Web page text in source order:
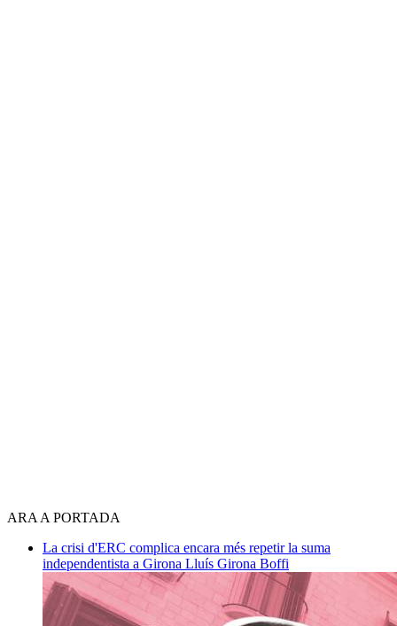
ARA A PORTADA
La crisi d'ERC complica encara més repetir la suma
independentista a Girona Lluís Girona Boffi